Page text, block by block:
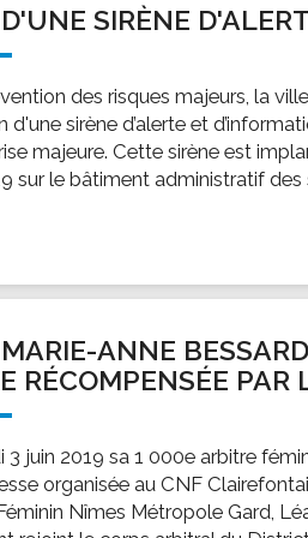
sociales
collecte de l'ACISE
LE SERVICE
SIRÈNE
des risques majeurs, la
d'une sirène d’alerte et
majeure. Cette sirène est
sur le bâtiment administratif des
ANNE
RÉCOMPENSÉE PAR
3 juin 2019 sa 1 000e arbitre
organisée au CNF
Nîmes Métropole Gard,